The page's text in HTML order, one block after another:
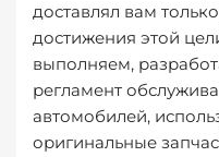
доставлял вам
достижения этой
выполняем,
регламент
автомобилей,
оригинальные